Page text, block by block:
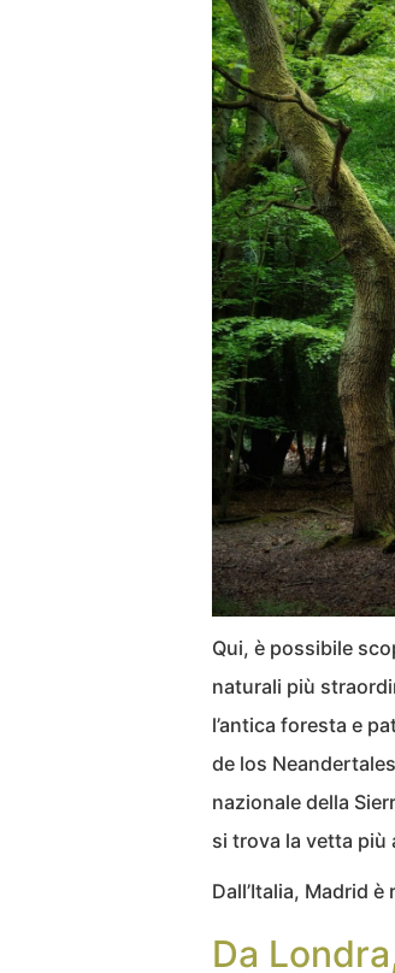
Qui, è possibile
naturali più
l’antica foresta e
de los
nazionale della
si trova la vetta più
Dall’Italia, Madrid
Da